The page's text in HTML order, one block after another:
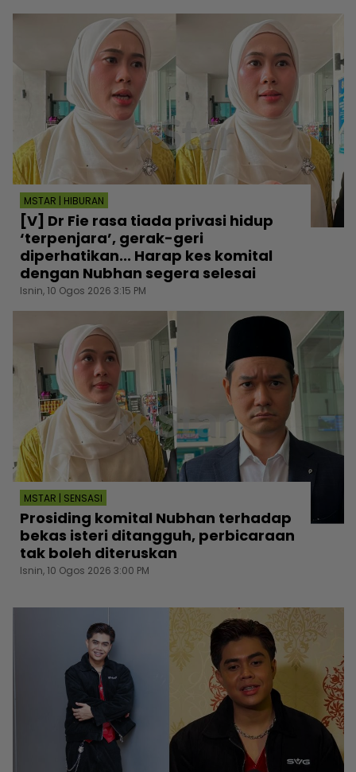
MSTAR | HIBURAN
[V] Dr Fie rasa tiada privasi hidup
‘terpenjara’, gerak-geri
diperhatikan... Harap kes komital
dengan Nubhan segera selesai
Isnin, 10 Ogos 2026 3:15 PM
MSTAR | SENSASI
Prosiding komital Nubhan terhadap
bekas isteri ditangguh, perbicaraan
tak boleh diteruskan
Isnin, 10 Ogos 2026 3:00 PM